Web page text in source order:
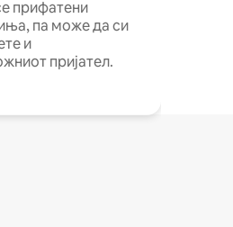
прифатени
па може да си
и
пријател.